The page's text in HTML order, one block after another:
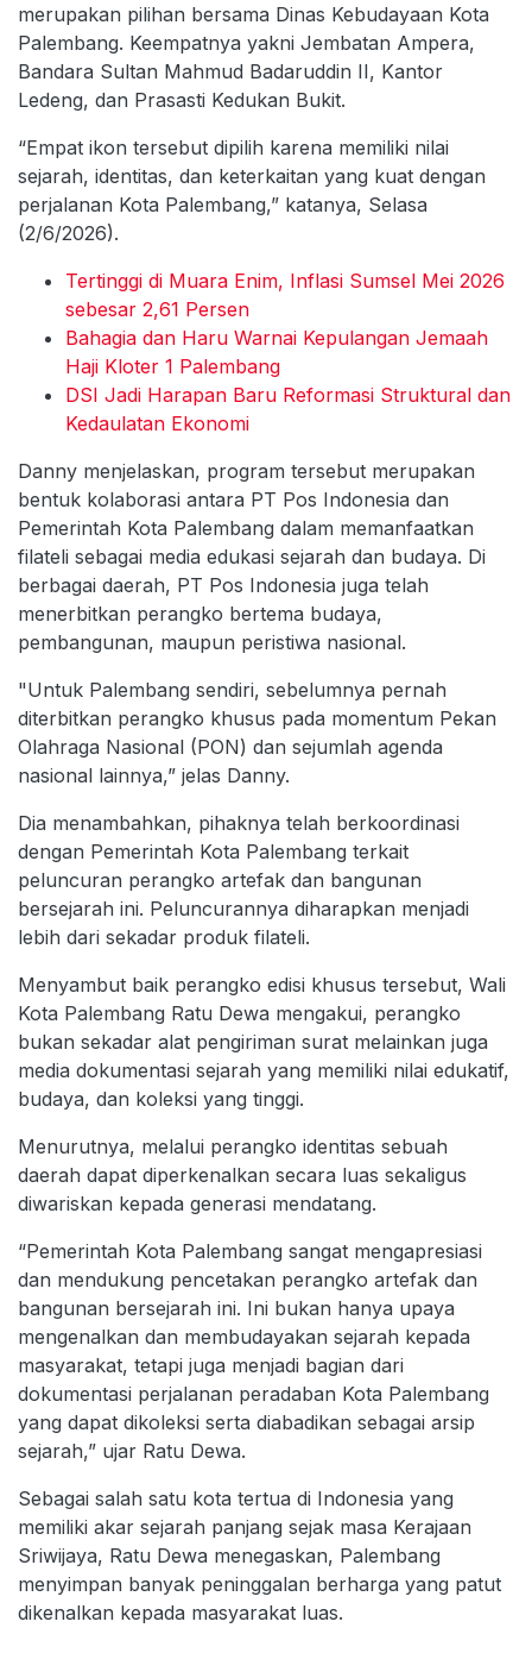
merupakan pilihan bersama Dinas Kebudayaan Kota
Palembang. Keempatnya yakni Jembatan Ampera,
Bandara Sultan Mahmud Badaruddin II, Kantor
Ledeng, dan Prasasti Kedukan Bukit.
“Empat ikon tersebut dipilih karena memiliki nilai
sejarah, identitas, dan keterkaitan yang kuat dengan
perjalanan Kota Palembang,” katanya, Selasa
(2/6/2026).
Tertinggi di Muara Enim, Inflasi Sumsel Mei 2026
sebesar 2,61 Persen
Bahagia dan Haru Warnai Kepulangan Jemaah
Haji Kloter 1 Palembang
DSI Jadi Harapan Baru Reformasi Struktural dan
Kedaulatan Ekonomi
Danny menjelaskan, program tersebut merupakan
bentuk kolaborasi antara PT Pos Indonesia dan
Pemerintah Kota Palembang dalam memanfaatkan
filateli sebagai media edukasi sejarah dan budaya. Di
berbagai daerah, PT Pos Indonesia juga telah
menerbitkan perangko bertema budaya,
pembangunan, maupun peristiwa nasional.
"Untuk Palembang sendiri, sebelumnya pernah
diterbitkan perangko khusus pada momentum Pekan
Olahraga Nasional (PON) dan sejumlah agenda
nasional lainnya,” jelas Danny.
Dia menambahkan, pihaknya telah berkoordinasi
dengan Pemerintah Kota Palembang terkait
peluncuran perangko artefak dan bangunan
bersejarah ini. Peluncurannya diharapkan menjadi
lebih dari sekadar produk filateli.
Menyambut baik perangko edisi khusus tersebut, Wali
Kota Palembang Ratu Dewa mengakui, perangko
bukan sekadar alat pengiriman surat melainkan juga
media dokumentasi sejarah yang memiliki nilai edukatif,
budaya, dan koleksi yang tinggi.
Menurutnya, melalui perangko identitas sebuah
daerah dapat diperkenalkan secara luas sekaligus
diwariskan kepada generasi mendatang.
“Pemerintah Kota Palembang sangat mengapresiasi
dan mendukung pencetakan perangko artefak dan
bangunan bersejarah ini. Ini bukan hanya upaya
mengenalkan dan membudayakan sejarah kepada
masyarakat, tetapi juga menjadi bagian dari
dokumentasi perjalanan peradaban Kota Palembang
yang dapat dikoleksi serta diabadikan sebagai arsip
sejarah,” ujar Ratu Dewa.
Sebagai salah satu kota tertua di Indonesia yang
memiliki akar sejarah panjang sejak masa Kerajaan
Sriwijaya, Ratu Dewa menegaskan, Palembang
menyimpan banyak peninggalan berharga yang patut
dikenalkan kepada masyarakat luas.